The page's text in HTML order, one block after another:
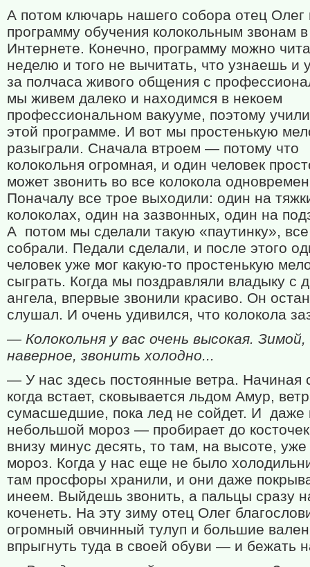
А потом ключарь нашего собора отец
программу обучения колокольным звонам в
Интернете. Конечно, программу можно
неделю и того не вычитать, что узнаешь и
за полчаса живого общения с
мы живем далеко и находимся в некоем
профессиональном вакууме, поэтому
этой программе. И вот мы простенькую
разыграли. Сначала втроем — потому что
колокольня огромная, и один человек
может звонить во все колокола
Поначалу все трое выходили: один на
колоколах, один на зазвонных, один на
А потом мы сделали такую «паутинку»,
собрали. Педали сделали, и после этого
человек уже мог какую-то простенькую
сыграть. Когда мы поздравляли владыку с
ангела, впервые звонили красиво. Он
слушал. И очень удивился, что колокола
— Колокольня у вас очень высокая. Зимой,
наверное, звонить холодно...
— У нас здесь постоянные ветра. Начиная
когда встает, сковывается льдом Амур,
сумасшедшие, пока лед не сойдет. И даже
небольшой мороз — пробирает до
внизу минус десять, то там, на высоте, уже
мороз. Когда у нас еще не было
там просфоры хранили, и они даже
инеем. Выйдешь звонить, а пальцы сразу
коченеть. На эту зиму отец Олег
огромный овчинный тулуп и большие
впрыгнуть туда в своей обуви — и бежать